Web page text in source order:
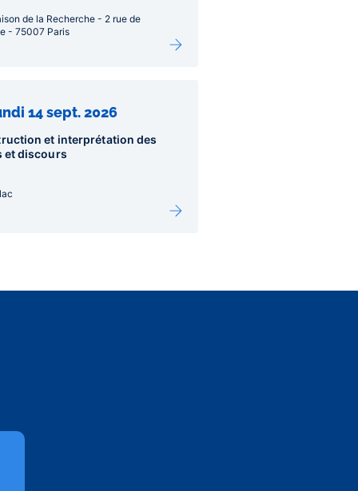
de la Recherche - 2 rue de
- 75007 Paris
14 sept. 2026
et interprétation des
et discours